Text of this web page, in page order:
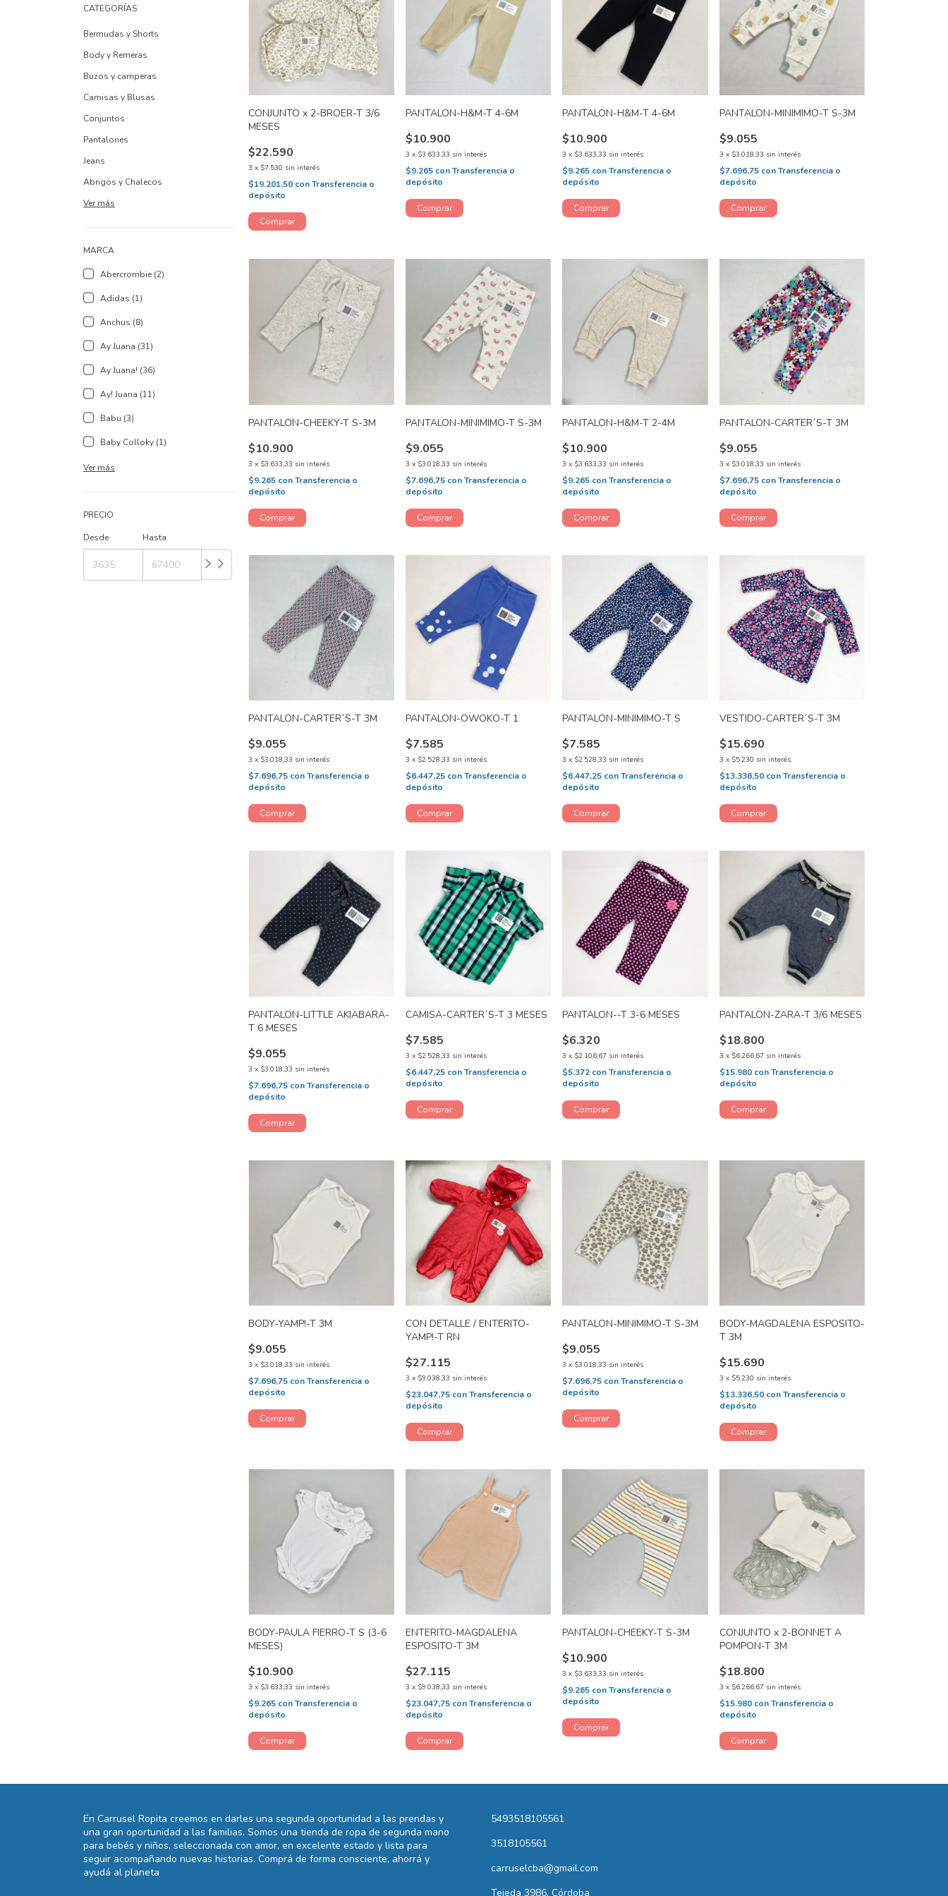
CATEGORÍAS
Bermudas y Shorts
Body y Remeras
Buzos y camperas
Camisas y Blusas
Conjuntos
Pantalones
Jeans
Abrigos y Chalecos
Ver más
MARCA
Abercrombie (2)
Adidas (1)
Anchus (8)
Ay Juana (31)
Ay Juana! (36)
Ay! Juana (11)
Babu (3)
Baby Colloky (1)
Ver más
PRECIO
Desde
Hasta
CONJUNTO x 2-BROER-T 3/6
MESES
$22.590
3 x $7.530 sin interés
$19.201,50 con Transferencia o
depósito
PANTALON-H&M-T 4-6M
$10.900
3 x $3.633,33 sin interés
$9.265 con Transferencia o
depósito
PANTALON-H&M-T 4-6M
$10.900
3 x $3.633,33 sin interés
$9.265 conTransferencia o
depósito
PANTALON-MINIMIMO-T S-3M
$9.055
3 x $3.018,33 sin interés
$7.696,75 con Transferencia o
depósito
PANTALON-CHEEKY-T S-3M
$10.900
3 x $3.633,33 sin interés
$9.265 con Transferencia o
depósito
PANTALON-MINIMIMO-T S-3M
$9.055
3 x $3.018,33 sin interés
$7.696,75 con Transferencia o
depósito
PANTALON-H&M-T 2-4M
$10.900
3 x $3.633,33 sin interés
$9.265 conTransferencia o
depósito
PANTALON-CARTER´S-T 3M
$9.055
3 x $3.018,33 sin interés
$7.696,75 con Transferencia o
depósito
PANTALON-CARTER´S-T 3M
$9.055
3 x $3.018,33 sin interés
$7.696,75 con Transferencia o
depósito
PANTALON-OWOKO-T 1
$7.585
3 x $2.528,33 sin interés
$6.447,25 con Transferencia o
depósito
PANTALON-MINIMIMO-T S
$7.585
3 x $2.528,33 sin interés
$6.447,25 conTransferencia o
depósito
VESTIDO-CARTER´S-T 3M
$15.690
3 x $5.230 sin interés
$13.336,50 con Transferencia o
depósito
PANTALON-LITTLE AKIABARA-
T 6 MESES
$9.055
3 x $3.018,33 sin interés
$7.696,75 con Transferencia o
depósito
CAMISA-CARTER´S-T 3 MESES
$7.585
3 x $2.528,33 sin interés
$6.447,25 con Transferencia o
depósito
PANTALON--T 3-6 MESES
$6.320
3 x $2.106,67 sin interés
$5.372 conTransferencia o
depósito
PANTALON-ZARA-T 3/6 MESES
$18.800
3 x $6.266,67 sin interés
$15.980 con Transferencia o
depósito
BODY-YAMP!-T 3M
$9.055
3 x $3.018,33 sin interés
$7.696,75 con Transferencia o
depósito
CON DETALLE / ENTERITO-
YAMP!-T RN
$27.115
3 x $9.038,33 sin interés
$23.047,75 con Transferencia o
depósito
PANTALON-MINIMIMO-T S-3M
$9.055
3 x $3.018,33 sin interés
$7.696,75 conTransferencia o
depósito
BODY-MAGDALENA ESPOSITO-
T 3M
$15.690
3 x $5.230 sin interés
$13.336,50 con Transferencia o
depósito
BODY-PAULA FIERRO-T S (3-6
MESES)
$10.900
3 x $3.633,33 sin interés
$9.265 con Transferencia o
depósito
ENTERITO-MAGDALENA
ESPOSITO-T 3M
$27.115
3 x $9.038,33 sin interés
$23.047,75 con Transferencia o
depósito
PANTALON-CHEEKY-T S-3M
$10.900
3 x $3.633,33 sin interés
$9.265 conTransferencia o
depósito
CONJUNTO x 2-BONNET A
POMPON-T 3M
$18.800
3 x $6.266,67 sin interés
$15.980 con Transferencia o
depósito
En Carrusel Ropita creemos en darles una segunda oportunidad a las prendas y
una gran oportunidad a las familias. Somos una tienda de ropa de segunda mano
para bebés y niños, seleccionada con amor, en excelente estado y lista para
seguir acompañando nuevas historias. Comprá de forma consciente, ahorrá y
ayudá al planeta
5493518105561
3518105561
carruselcba@gmail.com
Tejeda 3986, Córdoba